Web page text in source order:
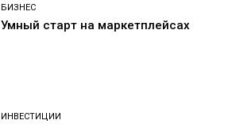
БИЗНЕС
Умный старт на маркетплейсах
ИНВЕСТИЦИИ